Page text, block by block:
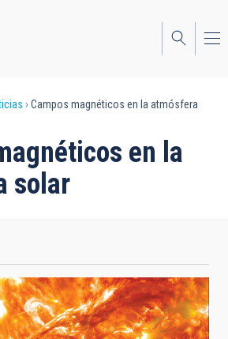
Campos magnéticos en la atmósfera
en la
solar